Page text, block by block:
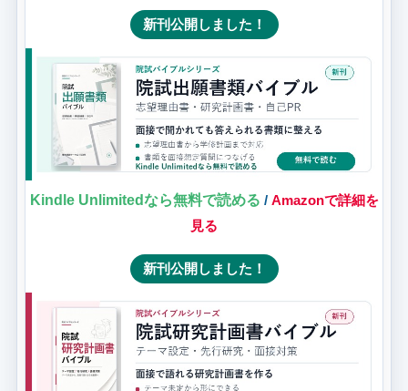
新刊公開しました！
Kindle Unlimitedなら無料で読める / Amazonで詳細を
見る
新刊公開しました！